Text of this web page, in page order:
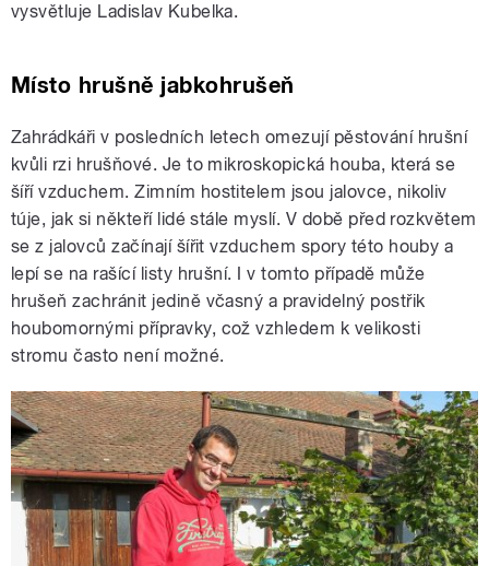
vysvětluje Ladislav Kubelka.
Místo hrušně jabkohrušeň
Zahrádkáři v posledních letech omezují pěstování hrušní
kvůli rzi hrušňové. Je to mikroskopická houba, která se
šíří vzduchem. Zimním hostitelem jsou jalovce, nikoliv
túje, jak si někteří lidé stále myslí. V době před rozkvětem
se z jalovců začínají šířit vzduchem spory této houby a
lepí se na rašící listy hrušní. I v tomto případě může
hrušeň zachránit jedině včasný a pravidelný postřik
houbomornými přípravky, což vzhledem k velikosti
stromu často není možné.